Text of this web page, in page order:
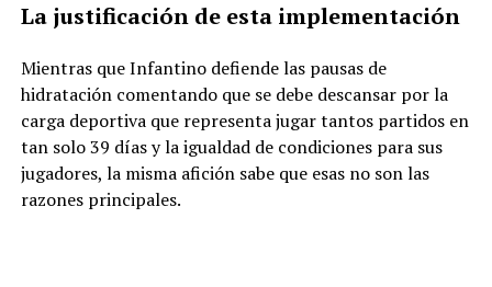
La justificación de esta implementación
Mientras que Infantino defiende las pausas de
hidratación comentando que se debe descansar por la
carga deportiva que representa jugar tantos partidos en
tan solo 39 días y la igualdad de condiciones para sus
jugadores, la misma afición sabe que esas no son las
razones principales.